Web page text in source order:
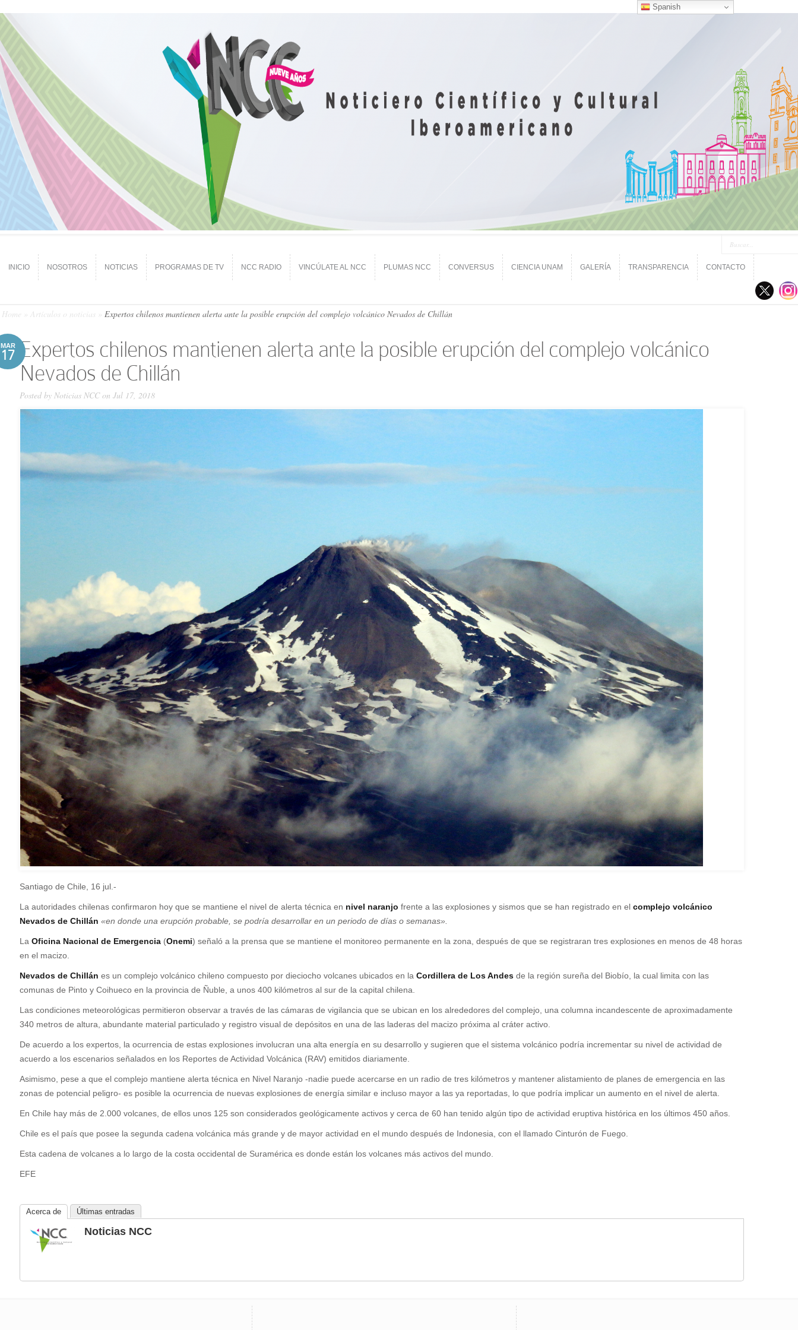
INICIO NOSOTROS NOTICIAS PROGRAMAS DE TV NCC RADIO VINCÚLATE AL NCC PLUMAS NCC CONVERSUS CIENCIA UNAM GALERÍA TRANSPARENCIA CONTACTO
Home Artículos o noticias Expertos chilenos mantienen alerta ante la posible erupción del complejo volcánico Nevados de Chillán
MAR
17 Expertos chilenos mantienen alerta ante la posible erupción del complejo volcánico
Nevados de Chillán
Posted by Noticias NCCon Jul 17, 2018
Santiago de Chile, 16 jul.-
L a autoridades chilenas confirmaron hoy que se mantiene el nivel de alerta técnica en nivel naranjo frente a las explosiones y sismos que se han registrado en el complejo volcánico
Nevados de Chillán «en donde una erupción probable, se podría desarrollar en un periodo de días o semanas».
La Oficina Nacional de Emergencia (Onemi) señaló a la prensa que se mantiene el monitoreo permanente en la zona, después de que se registraran tres explosiones en menos de 48 horas
en el macizo.
Nevados de Chillán es un complejo volcánico chileno compuesto por dieciocho volcanes ubicados en la Cordillera de Los Andes de la región sureña del Biobío, la cual limita con las
comunas de Pinto y Coihueco en la provincia de Ñuble, a unos 400 kilómetros al sur de la capital chilena.
Las condiciones meteorológicas permitieron observar a través de las cámaras de vigilancia que se ubican en los alrededores del complejo, una columna incandescente de aproximadamente
340 metros de altura, abundante material particulado y registro visual de depósitos en una de las laderas del macizo próxima al cráter activo.
De acuerdo a los expertos, la ocurrencia de estas explosiones involucran una alta energía en su desarrollo y sugieren que el sistema volcánico podría incrementar su nivel de actividad de
acuerdo a los escenarios señalados en los Reportes de Actividad Volcánica (RAV) emitidos diariamente.
Asimismo, pese a que el complejo mantiene alerta técnica en Nivel Naranjo -nadie puede acercarse en un radio de tres kilómetros y mantener alistamiento de planes de emergencia en las
zonas de potencial peligro- es posible la ocurrencia de nuevas explosiones de energía similar e incluso mayor a las ya reportadas, lo que podría implicar un aumento en el nivel de alerta.
En Chile hay más de 2.000 volcanes, de ellos unos 125 son considerados geológicamente activos y cerca de 60 han tenido algún tipo de actividad eruptiva histórica en los últimos 450 años.
Chile es el país que posee la segunda cadena volcánica más grande y de mayor actividad en el mundo después de Indonesia, con el llamado Cinturón de Fuego.
Esta cadena de volcanes a lo largo de la costa occidental de Suramérica es donde están los volcanes más activos del mundo.
EFE
Acerca de Últimas entradas
Noticias NCC
Spanish